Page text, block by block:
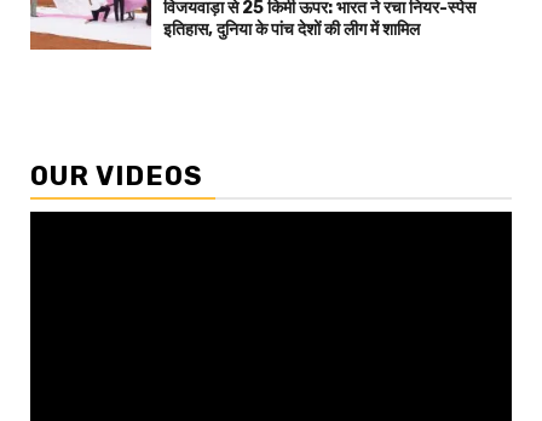
विजयवाड़ा से 25 किमी ऊपर: भारत ने रचा नियर-स्पेस
इतिहास, दुनिया के पांच देशों की लीग में शामिल
OUR VIDEOS